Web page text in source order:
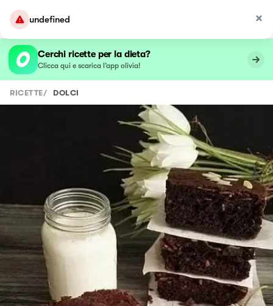
undefined
Cerchi ricette per la dieta?
Clicca qui e scarica l’app olivia!
RICETTE/ DOLCI